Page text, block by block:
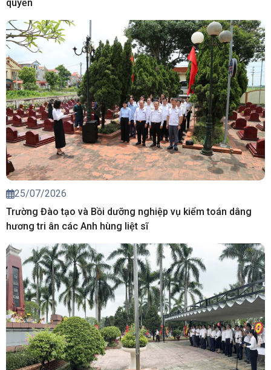
quyền
25/07/2026
Trường Đào tạo và Bồi dưỡng nghiệp vụ kiểm toán dâng
hương tri ân các Anh hùng liệt sĩ